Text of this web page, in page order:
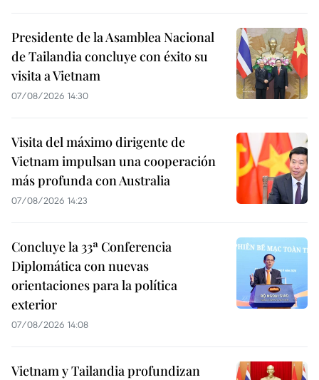
Presidente de la Asamblea Nacional
de Tailandia concluye con éxito su
visita a Vietnam
07/08/2026 14:30
Visita del máximo dirigente de
Vietnam impulsan una cooperación
más profunda con Australia
07/08/2026 14:23
Concluye la 33ª Conferencia
Diplomática con nuevas
orientaciones para la política
exterior
07/08/2026 14:08
Vietnam y Tailandia profundizan